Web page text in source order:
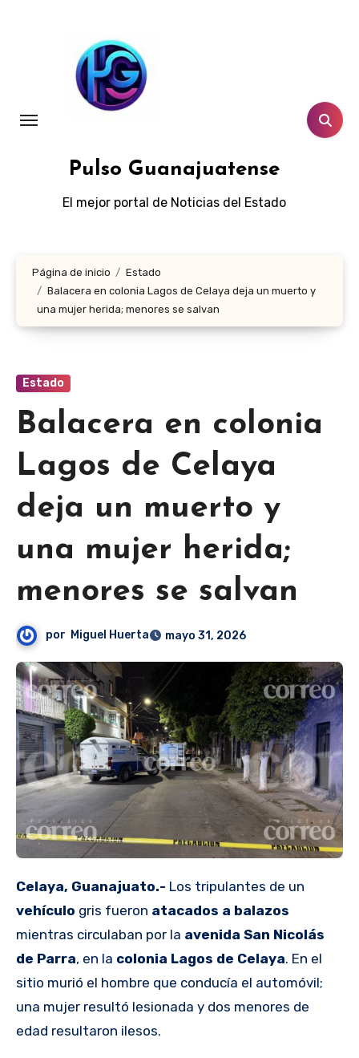
Pulso Guanajuatense
El mejor portal de Noticias del Estado
Página de inicio
Estado
Balacera en colonia Lagos de Celaya deja un muerto y
una mujer herida; menores se salvan
Estado
Balacera en colonia
Lagos de Celaya
deja un muerto y
una mujer herida;
menores se salvan
por Miguel Huerta mayo 31, 2026
Celaya, Guanajuato.- Los tripulantes de un
vehículo gris fueron atacados a balazos
mientras circulaban por la avenida San Nicolás
de Parra, en la colonia Lagos de Celaya. En el
sitio murió el hombre que conducía el automóvil;
una mujer resultó lesionada y dos menores de
edad resultaron ilesos.